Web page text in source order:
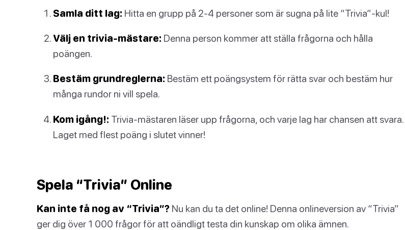
Samla ditt lag: Hitta en grupp på 2-4 personer som är sugna på lite “Trivia”-kul!
Välj en trivia-mästare: Denna person kommer att ställa frågorna och hålla
poängen.
Bestäm grundreglerna: Bestäm ett poängsystem för rätta svar och bestäm hur
många rundor ni vill spela.
Kom igång!: Trivia-mästaren läser upp frågorna, och varje lag har chansen att svara.
Laget med flest poäng i slutet vinner!
Spela “Trivia” Online
Kan inte få nog av “Trivia”? Nu kan du ta det online! Denna onlineversion av “Trivia”
ger dig över 1 000 frågor för att oändligt testa din kunskap om olika ämnen.